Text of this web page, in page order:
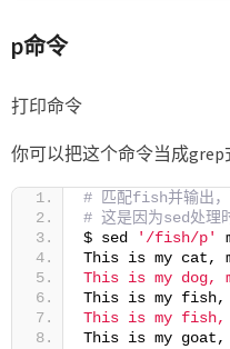
p命令
打印命令
你可以把这个命令当成grep
# 匹配fish并输出，
# 这是因为sed处理
$ sed
'/fish/p'
This is my cat,
This is my dog,
This is my fish,
This is my fish,
This is my goat,